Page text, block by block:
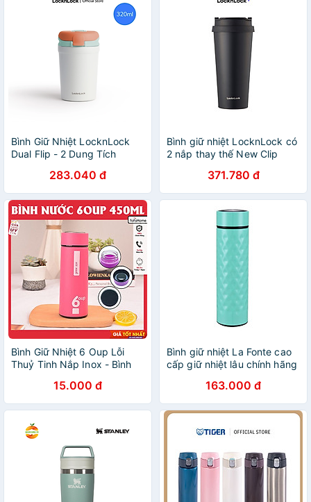
Bình Giữ Nhiệt LocknLock
Dual Flip - 2 Dung Tích
LHC4290YRED,
LHC4298MIT
283.040 đ
Bình giữ nhiệt LocknLock có
2 nắp thay thế New Clip
371.780 đ
Bình Giữ Nhiệt 6 Oup Lỗi
Thuỷ Tinh Nắp Inox - Bình
Ngẫu Nhiên15.000 đ
Bình giữ nhiệt La Fonte cao
cấp giữ nhiệt lâu chính hãng
163.000 đ